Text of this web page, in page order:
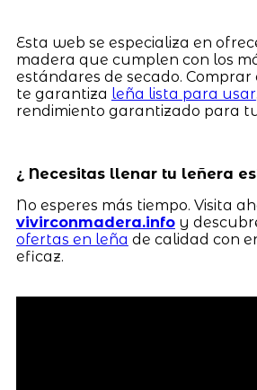
Esta web se especializa en
madera que cumplen con los
estándares de secado.
te garantiza leña lista para usar
rendimiento garantizado para
¿ Necesitas llenar tu leñera
No esperes más tiempo. Visita
vivirconmadera.infoy
ofertas en leña de calidad con
eficaz.